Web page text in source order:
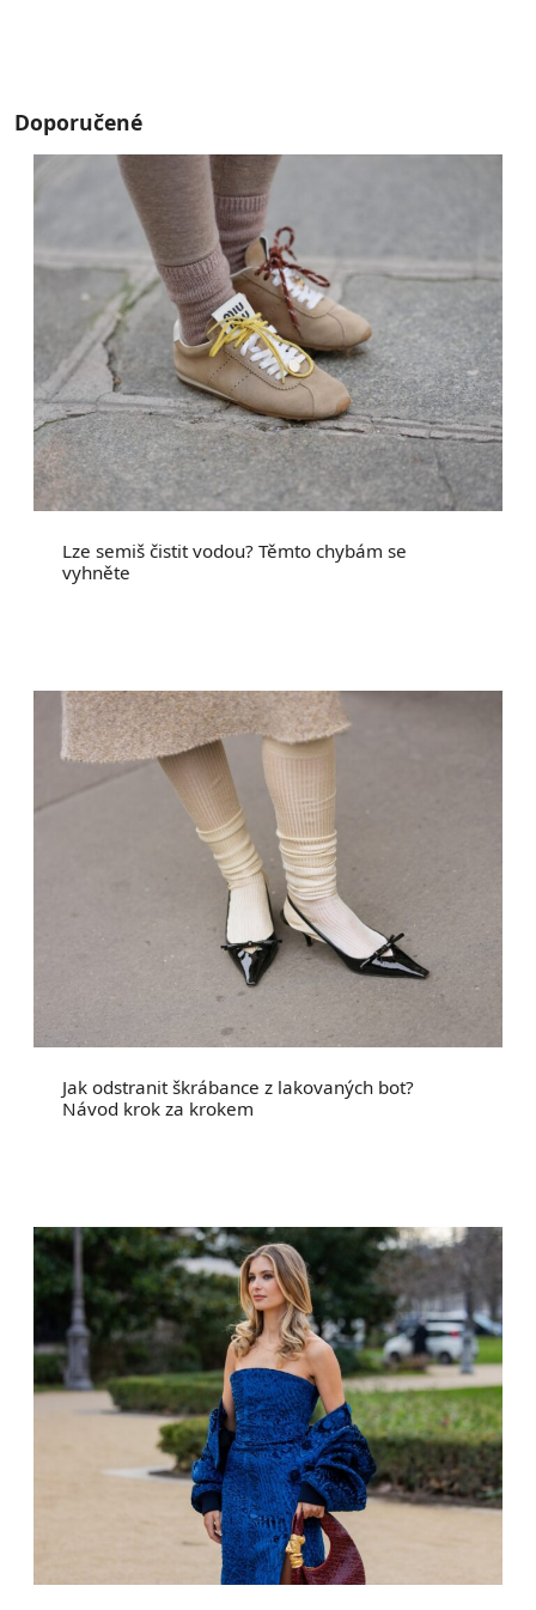
Doporučené
Lze semiš čistit vodou? Těmto chybám se
vyhněte
Jak odstranit škrábance z lakovaných bot?
Návod krok za krokem